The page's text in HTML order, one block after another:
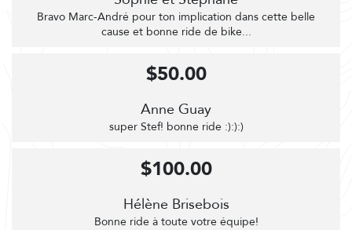
Bravo Marc-André pour ton implication dans cette belle
cause et bonne ride de bike...
Anne Guay
super Stef! bonne ride :):):)
$50.00
Hélène Brisebois
Bonne ride à toute votre équipe!
$100.00